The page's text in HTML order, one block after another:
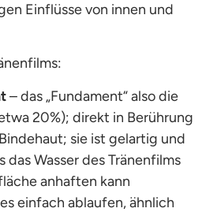
Einflüsse von innen und
– das „Fundament“ also die
20%); direkt in Berührung
sie ist gelartig und
das Wasser des Tränenfilms
anhaften kann
einfach ablaufen, ähnlich